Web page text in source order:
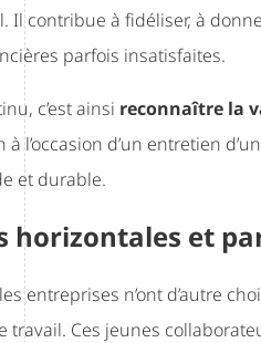
Il contribue à fidéliser, à
parfois insatisfaites.
c’est ainsi reconnaître la
l’occasion d’un entretien
et durable.
horizontales et
entreprises n’ont d’autre
travail. Ces jeunes